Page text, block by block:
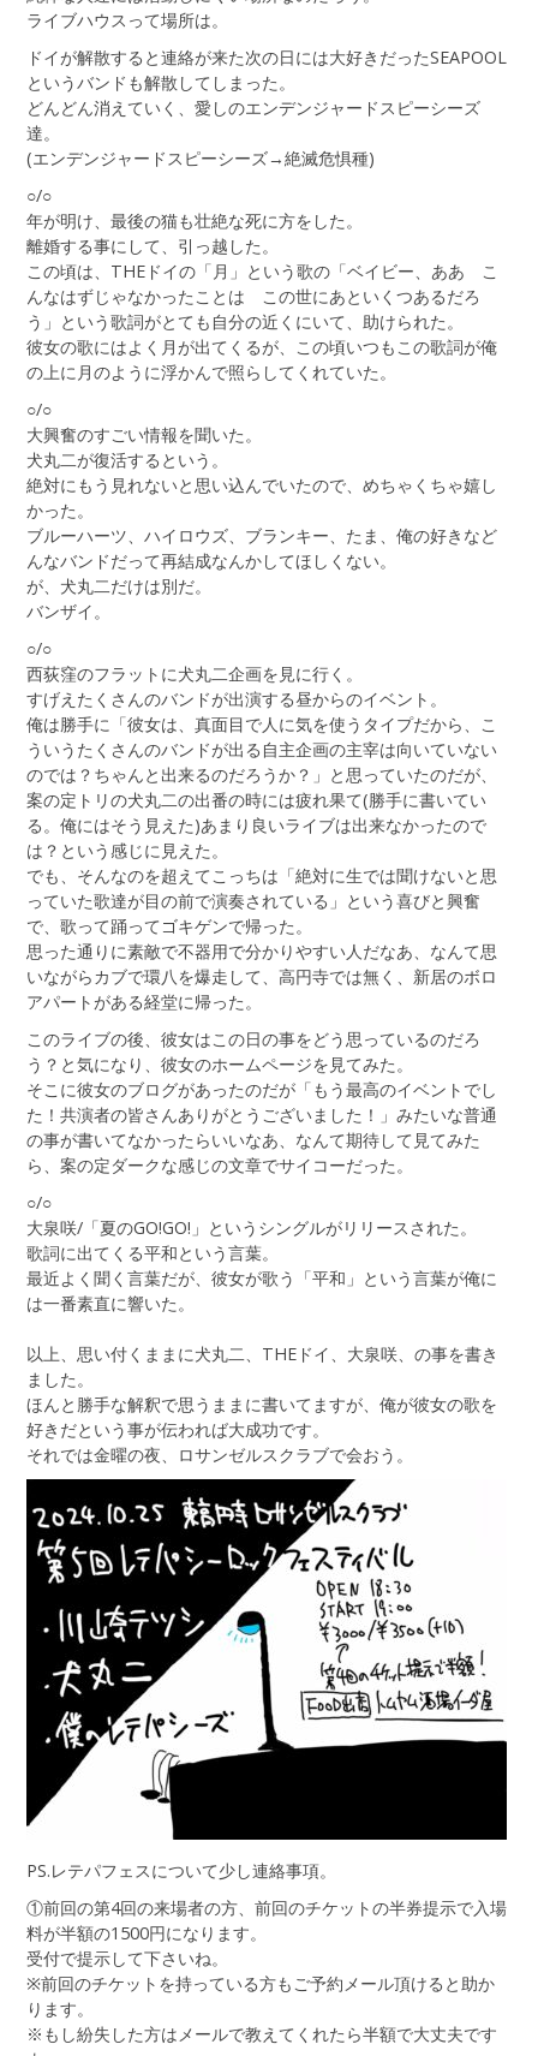
ライブハウスって場所は。
ドイが解散すると連絡が来た次の日には大好きだったSEAPOOL
というバンドも解散してしまった。
どんどん消えていく、愛しのエンデンジャードスピーシーズ
達。
(エンデンジャードスピーシーズ→絶滅危惧種)
○/○
年が明け、最後の猫も壮絶な死に方をした。
離婚する事にして、引っ越した。
この頃は、THEドイの「月」という歌の「ベイビー、ああ こ
んなはずじゃなかったことは この世にあといくつあるだろ
う」という歌詞がとても自分の近くにいて、助けられた。
彼女の歌にはよく月が出てくるが、この頃いつもこの歌詞が俺
の上に月のように浮かんで照らしてくれていた。
○/○
大興奮のすごい情報を聞いた。
犬丸二が復活するという。
絶対にもう見れないと思い込んでいたので、めちゃくちゃ嬉し
かった。
ブルーハーツ、ハイロウズ、ブランキー、たま、俺の好きなど
んなバンドだって再結成なんかしてほしくない。
が、犬丸二だけは別だ。
バンザイ。
○/○
西荻窪のフラットに犬丸二企画を見に行く。
すげえたくさんのバンドが出演する昼からのイベント。
俺は勝手に「彼女は、真面目で人に気を使うタイプだから、こ
ういうたくさんのバンドが出る自主企画の主宰は向いていない
のでは？ちゃんと出来るのだろうか？」と思っていたのだが、
案の定トリの犬丸二の出番の時には疲れ果て(勝手に書いてい
る。俺にはそう見えた)あまり良いライブは出来なかったので
は？という感じに見えた。
でも、そんなのを超えてこっちは「絶対に生では聞けないと思
っていた歌達が目の前で演奏されている」という喜びと興奮
で、歌って踊ってゴキゲンで帰った。
思った通りに素敵で不器用で分かりやすい人だなあ、なんて思
いながらカブで環八を爆走して、高円寺では無く、新居のボロ
アパートがある経堂に帰った。
このライブの後、彼女はこの日の事をどう思っているのだろ
う？と気になり、彼女のホームページを見てみた。
そこに彼女のブログがあったのだが「もう最高のイベントでし
た！共演者の皆さんありがとうございました！」みたいな普通
の事が書いてなかったらいいなあ、なんて期待して見てみた
ら、案の定ダークな感じの文章でサイコーだった。
○/○
大泉咲/「夏のGO!GO!」というシングルがリリースされた。
歌詞に出てくる平和という言葉。
最近よく聞く言葉だが、彼女が歌う「平和」という言葉が俺に
は一番素直に響いた。
以上、思い付くままに犬丸二、THEドイ、大泉咲、の事を書き
ました。
ほんと勝手な解釈で思うままに書いてますが、俺が彼女の歌を
好きだという事が伝われば大成功です。
それでは金曜の夜、ロサンゼルスクラブで会おう。
PS.レテパフェスについて少し連絡事項。
①前回の第4回の来場者の方、前回のチケットの半券提示で入場
料が半額の1500円になります。
受付で提示して下さいね。
※前回のチケットを持っている方もご予約メール頂けると助か
ります。
※もし紛失した方はメールで教えてくれたら半額で大丈夫です